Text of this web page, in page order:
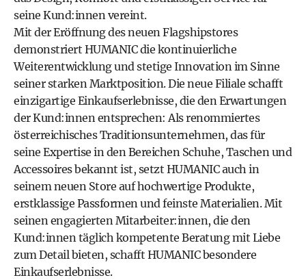
seine Kund:innen vereint.
Mit der Eröffnung des neuen Flagshipstores
demonstriert HUMANICdie kontinuierliche
Weiterentwicklung und stetige Innovation im Sinne
seiner starken Marktposition. Die neue Filiale schafft
einzigartige Einkaufserlebnisse, die den Erwartungen
der Kund:innen entsprechen: Als renommiertes
österreichisches Traditionsunternehmen, das für
seine Expertise in den Bereichen Schuhe, Taschen und
Accessoires bekannt ist, setzt HUMANICauch in
seinem neuen Store auf hochwertige Produkte,
erstklassige Passformen und feinste Materialien. Mit
seinen engagierten Mitarbeiter:innen, die den
Kund:innen täglich kompetente Beratung mit Liebe
zum Detail bieten, schafft HUMANICbesondere
Einkaufserlebnisse.